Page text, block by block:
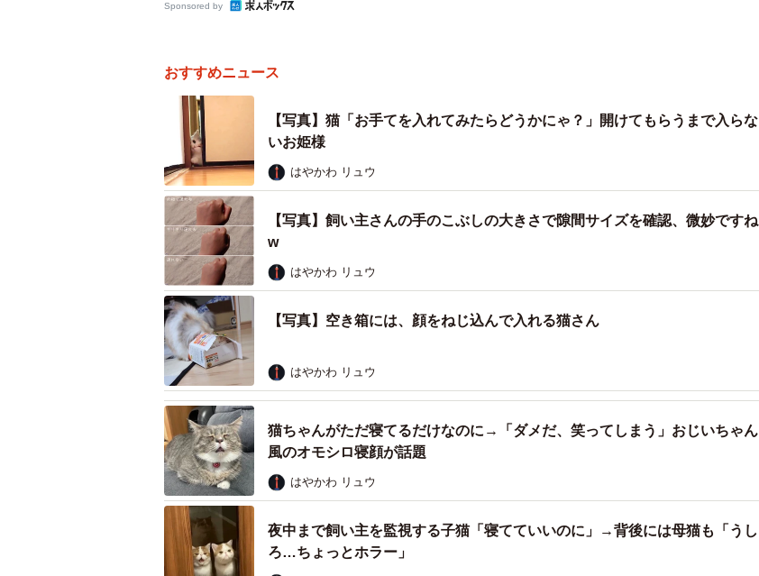
Sponsored by
おすすめニュース
【写真】猫「お手てを入れてみたらどうかにゃ？」開けてもらうまで入らな
いお姫様
はやかわ リュウ
【写真】飼い主さんの手のこぶしの大きさで隙間サイズを確認、微妙ですね
w
はやかわ リュウ
【写真】空き箱には、顔をねじ込んで入れる猫さん
はやかわ リュウ
猫ちゃんがただ寝てるだけなのに→「ダメだ、笑ってしまう」おじいちゃん
風のオモシロ寝顔が話題
はやかわ リュウ
夜中まで飼い主を監視する子猫「寝てていいのに」→背後には母猫も「うし
ろ…ちょっとホラー」